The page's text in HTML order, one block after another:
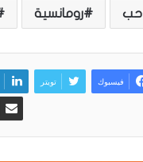
حب رومانسية
فيسبوك تويتر